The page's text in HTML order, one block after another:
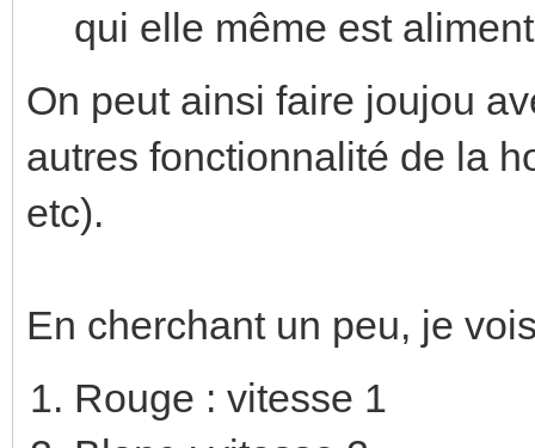
qui elle même est
On peut ainsi faire joujou
autres fonctionnalité de la
etc).
En cherchant un peu, je
Rouge : vitesse 1